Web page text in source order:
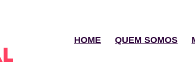
HOME QUEM SOMOS